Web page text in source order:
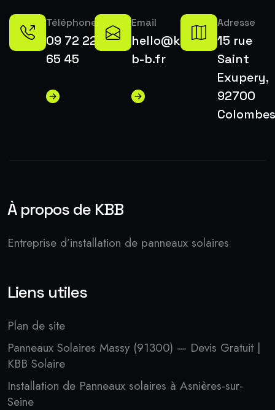
Téléphone
09 72 22
65 45
Email
hello@k-
b-b.fr
Adresse
15 rue
Saint
Exupery,
92700
Colombes
À propos de KBB
Entreprise d’installation de panneaux solaires
Liens utiles
Plan de site
Panneaux Solaires Massy (91300) — Devis Gratuit |
KBB Solaire
Installation de Panneaux solaires à Asnières-sur-
Seine